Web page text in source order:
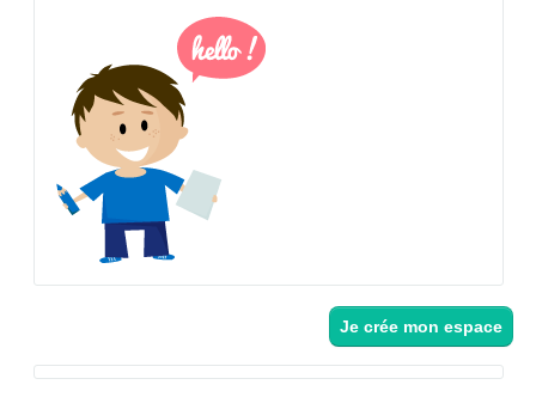
Je crée mon espace